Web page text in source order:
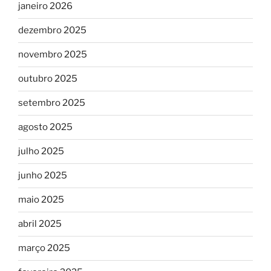
janeiro 2026
dezembro 2025
novembro 2025
outubro 2025
setembro 2025
agosto 2025
julho 2025
junho 2025
maio 2025
abril 2025
março 2025